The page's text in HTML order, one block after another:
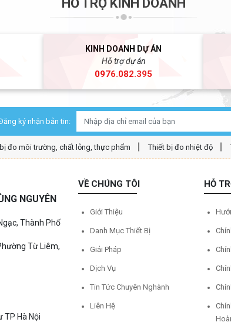
HỖ TRỢ KINH DOANH
KINH DOANH DỰ ÁN
Hỗ trợ dự án
0976.082.395
ký nhận bản tin:
đo môi trường, chất lỏng, thực phẩm Thiết bị đo nhiệt độ
NGUYÊN
Thành Phố
Từ Liêm,
TP Hà Nội
VỀ CHÚNG TÔI
Giới Thiệu
Danh Mục Thiết Bị
Giải Pháp
Dịch Vụ
Tin Tức Chuyên Nghành
Liên Hệ
HỖ